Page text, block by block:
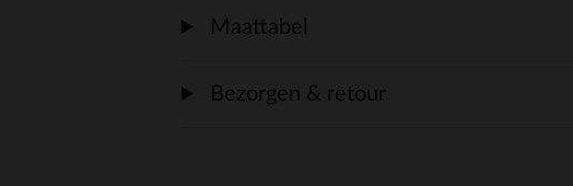
Maattabel
Bezorgen & retour